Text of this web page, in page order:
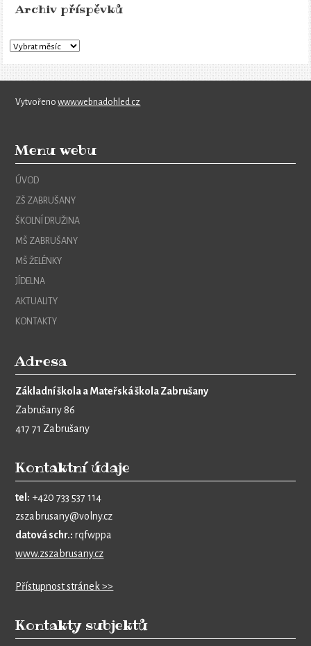
Archiv příspěvků
Vytvořenowww.webnadohled.cz
Menu webu
ÚVOD
ZŠ ZABRUŠANY
ŠKOLNÍ DRUŽINA
MŠ ZABRUŠANY
MŠ ŽELÉNKY
JÍDELNA
AKTUALITY
KONTAKTY
Adresa
Základní škola a Mateřská škola Zabrušany
Zabrušany 86
417 71 Zabrušany
Kontaktní údaje
tel: +420 733 537 114
zszabrusany@volny.cz
datová schr.: rqfwppa
www.zszabrusany.cz
Přístupnost stránek >>
Kontakty subjektů